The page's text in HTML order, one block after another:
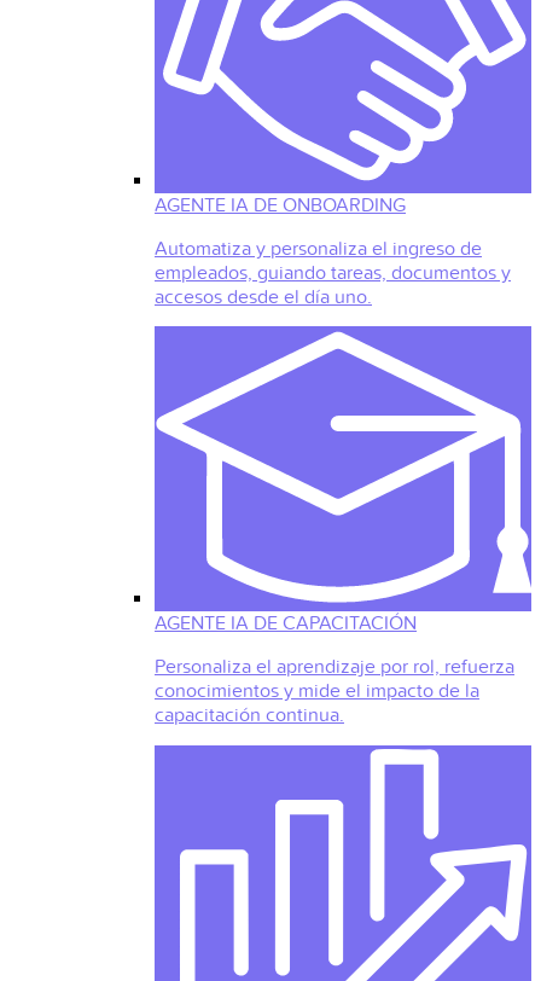
AGENTE IA DE ONBOARDING
Automatiza y personaliza el ingreso de
empleados, guiando tareas, documentos y
accesos desde el día uno.
AGENTE IA DE CAPACITACIÓN
Personaliza el aprendizaje por rol, refuerza
conocimientos y mide el impacto de la
capacitación continua.